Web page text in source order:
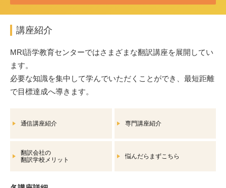
講座紹介
MRI語学教育センターではさまざまな翻訳講座を展開してい
ます。
必要な知識を集中して学んでいただくことができ、最短距離
で目標達成へ導きます。
通信講座紹介 専門講座紹介
翻訳会社の
翻訳学校メリット
悩んだらまずこちら